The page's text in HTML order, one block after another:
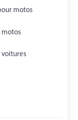
motos
motos
voitures